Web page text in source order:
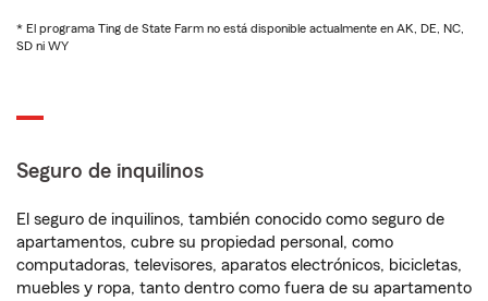
* El programa Ting de State Farm no está disponible actualmente en AK, DE, NC,
SD ni WY
Seguro de inquilinos
El seguro de inquilinos, también conocido como seguro de
apartamentos, cubre su propiedad personal, como
computadoras, televisores, aparatos electrónicos, bicicletas,
muebles y ropa, tanto dentro como fuera de su apartamento